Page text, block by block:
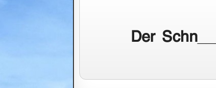
Der Schn___